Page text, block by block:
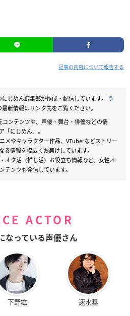
記事の内容について報告する
にじめん編集部が作成・配信しています。
う
最新情報はリンク先をご覧ください。
ンテンツや、声優・舞台・俳優などの情
「にじめん」。
メやキャラクター作品、VTuberなどストリー
情報を幅広くお届けしています。
オタ活（推し活）お役立ち情報など、女性オ
テンツも発信しています。
ACTOR
なっている声優さん
下野紘 速水奨